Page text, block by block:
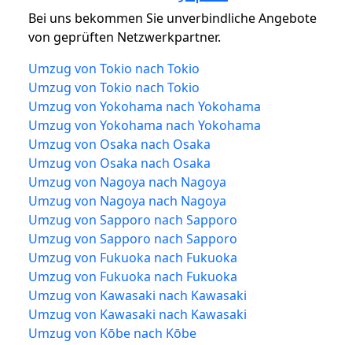
Bei uns bekommen Sie unverbindliche Angebote
von geprüften Netzwerkpartner.
Umzug von Tokio nach Tokio
Umzug von Tokio nach Tokio
Umzug von Yokohama nach Yokohama
Umzug von Yokohama nach Yokohama
Umzug von Osaka nach Osaka
Umzug von Osaka nach Osaka
Umzug von Nagoya nach Nagoya
Umzug von Nagoya nach Nagoya
Umzug von Sapporo nach Sapporo
Umzug von Sapporo nach Sapporo
Umzug von Fukuoka nach Fukuoka
Umzug von Fukuoka nach Fukuoka
Umzug von Kawasaki nach Kawasaki
Umzug von Kawasaki nach Kawasaki
Umzug von Kōbe nach Kōbe